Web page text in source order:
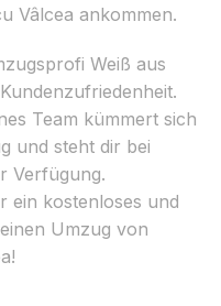
Vâlcea ankommen.
Weiß aus
Team kümmert sich
und steht dir bei
Verfügung.
ein kostenloses und
Umzug von